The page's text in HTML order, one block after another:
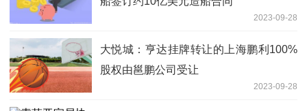
2023-09-28
大悦城：亨达挂牌转让的上海鹏利100%
股权由邕鹏公司受让
2023-09-28